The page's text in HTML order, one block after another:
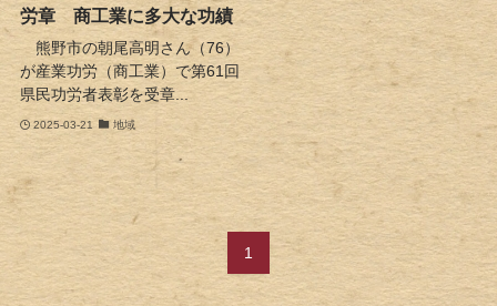
労章 商工業に多大な功績
熊野市の朝尾高明さん（76）
が産業功労（商工業）で第61回
県民功労者表彰を受章...
2025-03-21 地域
1